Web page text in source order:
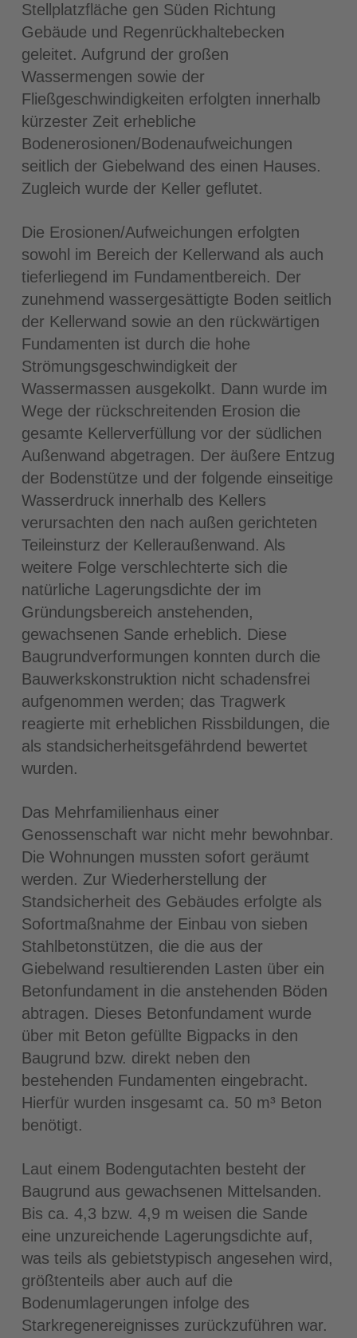
Stellplatzfläche gen Süden Richtung
Gebäude und Regenrückhaltebecken
geleitet. Aufgrund der großen
Wassermengen sowie der
Fließgeschwindigkeiten erfolgten innerhalb
kürzester Zeit erhebliche
Bodenerosionen/Bodenaufweichungen
seitlich der Giebelwand des einen Hauses.
Zugleich wurde der Keller geflutet.
Die Erosionen/Aufweichungen erfolgten
sowohl im Bereich der Kellerwand als auch
tieferliegend im Fundamentbereich. Der
zunehmend wassergesättigte Boden seitlich
der Kellerwand sowie an den rückwärtigen
Fundamenten ist durch die hohe
Strömungsgeschwindigkeit der
Wassermassen ausgekolkt. Dann wurde im
Wege der rückschreitenden Erosion die
gesamte Kellerverfüllung vor der südlichen
Außenwand abgetragen. Der äußere Entzug
der Bodenstütze und der folgende einseitige
Wasserdruck innerhalb des Kellers
verursachten den nach außen gerichteten
Teileinsturz der Kelleraußenwand. Als
weitere Folge verschlechterte sich die
natürliche Lagerungsdichte der im
Gründungsbereich anstehenden,
gewachsenen Sande erheblich. Diese
Baugrundverformungen konnten durch die
Bauwerkskonstruktion nicht schadensfrei
aufgenommen werden; das Tragwerk
reagierte mit erheblichen Rissbildungen, die
als standsicherheitsgefährdend bewertet
wurden.
Das Mehrfamilienhaus einer
Genossenschaft war nicht mehr bewohnbar.
Die Wohnungen mussten sofort geräumt
werden. Zur Wiederherstellung der
Standsicherheit des Gebäudes erfolgte als
Sofortmaßnahme der Einbau von sieben
Stahlbetonstützen, die die aus der
Giebelwand resultierenden Lasten über ein
Betonfundament in die anstehenden Böden
abtragen. Dieses Betonfundament wurde
über mit Beton gefüllte Bigpacks in den
Baugrund bzw. direkt neben den
bestehenden Fundamenten eingebracht.
Hierfür wurden insgesamt ca. 50 m³ Beton
benötigt.
Laut einem Bodengutachten besteht der
Baugrund aus gewachsenen Mittelsanden.
Bis ca. 4,3 bzw. 4,9 m weisen die Sande
eine unzureichende Lagerungsdichte auf,
was teils als gebietstypisch angesehen wird,
größtenteils aber auch auf die
Bodenumlagerungen infolge des
Starkregenereignisses zurückzuführen war.